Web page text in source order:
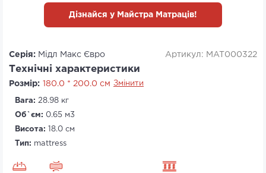
Дізнайся у Майстра Матраців!
Серія: Мідл Макс Євро Артикул: MAT000322
Технічні характеристики
Розмір: 180.0 * 200.0 см Змінити
Вага: 28.98 кг
Об`єм: 0.65 м3
Висота: 18.0 см
Тип: mattress